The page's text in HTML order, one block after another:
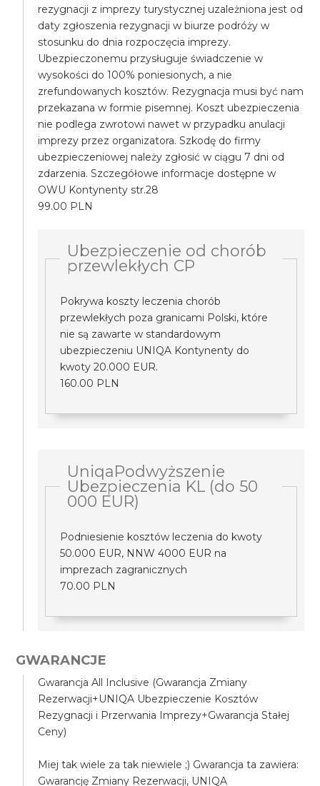
rezygnacji z imprezy turystycznej uzależniona jest od
daty zgłoszenia rezygnacji w biurze podróży w
stosunku do dnia rozpoczęcia imprezy.
Ubezpieczonemu przysługuje świadczenie w
wysokości do 100% poniesionych, a nie
zrefundowanych kosztów. Rezygnacja musi być nam
przekazana w formie pisemnej. Koszt ubezpieczenia
nie podlega zwrotowi nawet w przypadku anulacji
imprezy przez organizatora. Szkodę do firmy
ubezpieczeniowej należy zgłosić w ciągu 7 dni od
zdarzenia. Szczegółowe informacje dostępne w
OWU Kontynenty str.28
99.00 PLN
Ubezpieczenie od chorób
przewlekłych CP
Pokrywa koszty leczenia chorób
przewlekłych poza granicami Polski, które
nie są zawarte w standardowym
ubezpieczeniu UNIQA Kontynenty do
kwoty 20.000 EUR.
160.00 PLN
UniqaPodwyższenie
Ubezpieczenia KL (do 50
000 EUR)
Podniesienie kosztów leczenia do kwoty
50.000 EUR, NNW 4000 EUR na
imprezach zagranicznych
70.00 PLN
GWARANCJE
Gwarancja All Inclusive (Gwarancja Zmiany
Rezerwacji+UNIQA Ubezpieczenie Kosztów
Rezygnacji i Przerwania Imprezy+Gwarancja Stałej
Ceny)
Miej tak wiele za tak niewiele ;) Gwarancja ta zawiera:
Gwarancję Zmiany Rezerwacji, UNIQA